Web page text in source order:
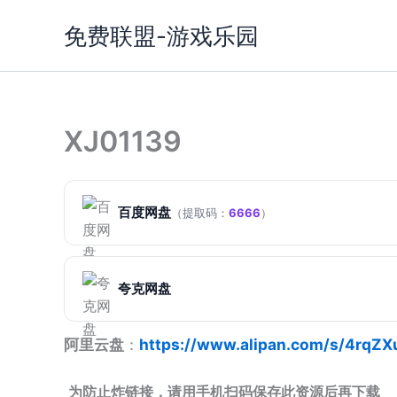
免费联盟-游戏乐园
XJ01139
百度网盘 （提取码： 6666）
夸克网盘
阿里云盘 ： https://www.alipan.com/s/
为防止炸链接，请用手机扫码保存此资源后再下载